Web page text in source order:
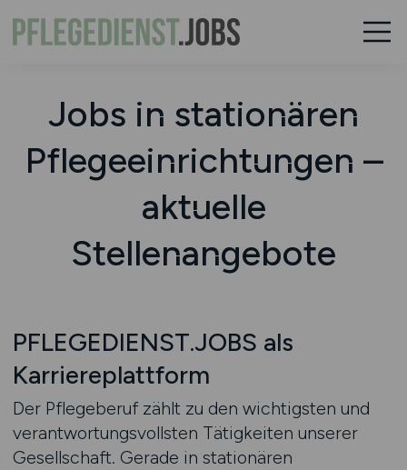
Jobs in stationären
Pflegeeinrichtungen –
aktuelle
Stellenangebote
PFLEGEDIENST.JOBS als
Karriereplattform
Der Pflegeberuf zählt zu den wichtigsten und
verantwortungsvollsten Tätigkeiten unserer
Gesellschaft. Gerade in stationären